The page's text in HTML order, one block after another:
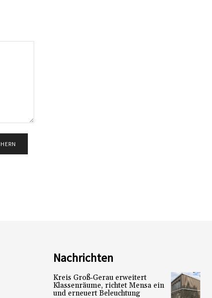
Nachrichten
Kreis Groß‑Gerau erweitert
Klassenräume, richtet Mensa ein
und erneuert Beleuchtung